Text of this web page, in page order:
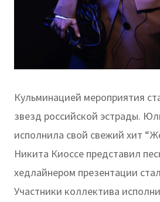
Кульминацией мероприятия
звезд российской эстрады.
исполнила свой свежий хит
Никита Киоссе представил
хедлайнером презентации
Участники коллектива